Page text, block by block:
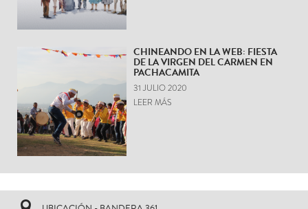
CHINEANDO EN LA WEB: FIESTA
DE LA VIRGEN DEL CARMEN EN
PACHACAMITA
31 JULIO 2020
LEER MÁS